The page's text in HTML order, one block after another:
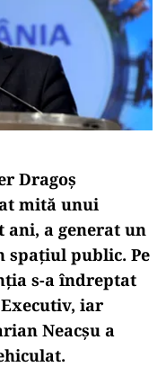
Dragoș
mită unui
ani, a generat un
spațiul public. Pe
s-a îndreptat
iar
Neacșu a